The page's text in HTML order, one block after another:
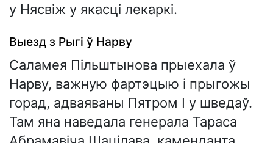
у Нясвіж у якасці лекаркі.
Выезд з Рыгі ў Нарву
Саламея Пільштынова прыехала ў
Нарву, важную фартэцыю і прыгожы
горад, адваяваны Пятром I у шведаў.
Там яна наведала генерала Тараса